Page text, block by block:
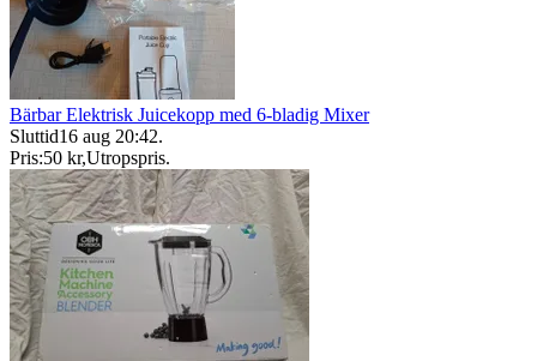
Bärbar Elektrisk Juicekopp med 6-bladig Mixer
Sluttid16 aug 20:42.
Pris:50 kr,Utropspris.